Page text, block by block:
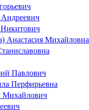
Анастасия Михайловна
Павлович
Перфирьевна
Михайлович